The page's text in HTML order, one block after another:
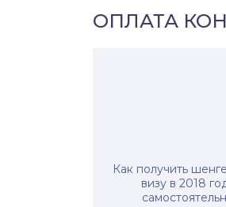
ОПЛАТА
Как получить
визу в 2018